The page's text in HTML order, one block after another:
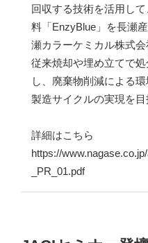
回収する技術を活用し
料「EnzyBlue」を長瀬
瀬カラーケミカル株式会
従来焼却や埋め立てで
し、廃棄物削減による
製造サイクルの実現を目
詳細はこちら
https://
_PR_01.pdf